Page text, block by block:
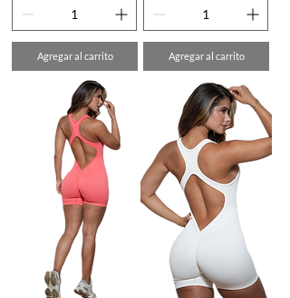
Agregar al carrito Agregar al carrito